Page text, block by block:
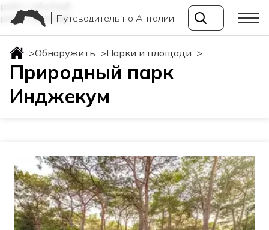
parki-i-ploshadi
parki-i-ploshadiПутеводитель по Анталии
>Обнаружить >Парки и площади >
Природный парк
Инджекум